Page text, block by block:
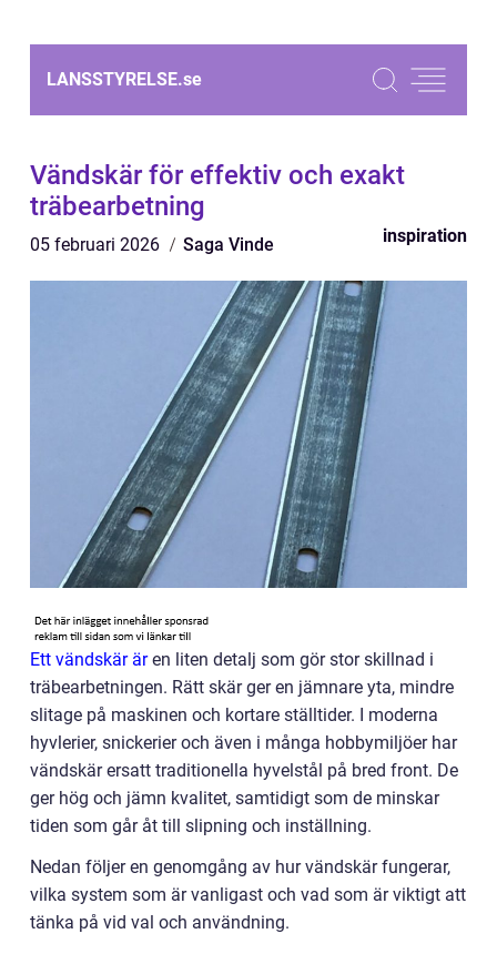
LANSSTYRELSE.se
Vändskär för effektiv och exakt
träbearbetning
05 februari 2026 Saga Vinde inspiration
Ett vändskär ären liten detalj som gör stor skillnad i
träbearbetningen. Rätt skär ger en jämnare yta, mindre
slitage på maskinen och kortare ställtider. I moderna
hyvlerier, snickerier och även i många hobbymiljöer har
vändskär ersatt traditionella hyvelstål på bred front. De
ger hög och jämn kvalitet, samtidigt som de minskar
tiden som går åt till slipning och inställning.
Nedan följer en genomgång av hur vändskär fungerar,
vilka system som är vanligast och vad som är viktigt att
tänka på vid val och användning.